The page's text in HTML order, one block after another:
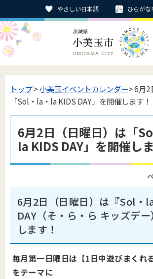
やさしい日本語 ひらがな
トップ>小美玉イベントカレンダー> 6月2
「Sol・la・la KIDS DAY」を開催します！
6月2日（日曜日）は「
la KIDS DAY」を開催し
6月2日（日曜日）は『Sol・
DAY（そ・ら・ら キッズデ
します！
毎月第一日曜日は【1日中遊びまくれ
をテーマに